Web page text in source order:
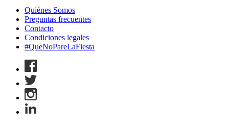
Quiénes Somos
Preguntas frecuentes
Contacto
Condiciones legales
#QueNoPareLaFiesta